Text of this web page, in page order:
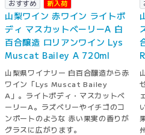
おすすめ 新入荷
山梨ワイン 赤ワイン ライトボ
ディ マスカットベーリーA 白
百合醸造 ロリアンワイン Lys
Muscat Bailey A 720ml
山梨県ワイナリー 白百合醸造から赤
ワイン「Lys Muscat Bailey
A」。ライトボディ・マスカットベ
ーリーA。ラズベリーやイチゴのコ
ンポートのような 赤い果実の香りが
グラスに広がります。